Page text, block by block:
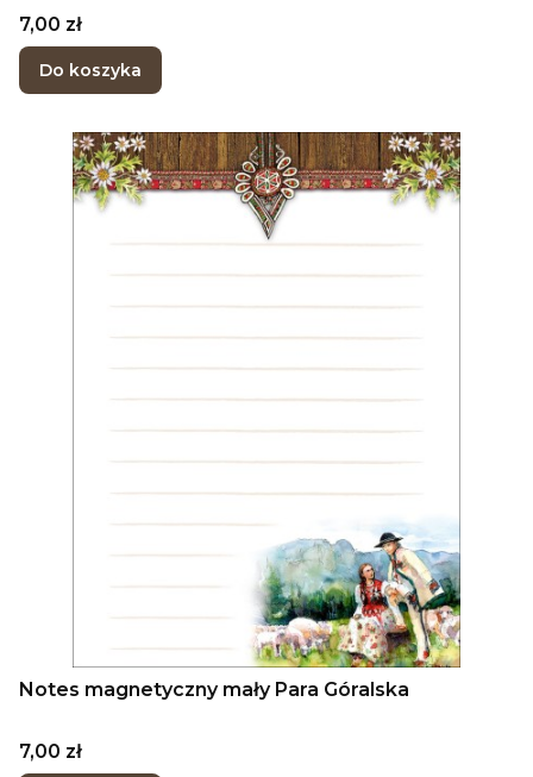
Cena
7,00 zł
Do koszyka
Notes magnetyczny mały Para Góralska
Cena
7,00 zł